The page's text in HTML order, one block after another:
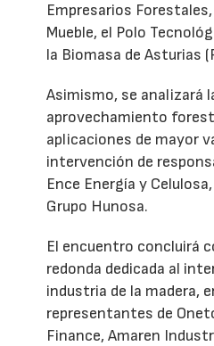
Empresarios Forestales,
Mueble, el Polo
la Biomasa de Asturias
Asimismo, se analizará
aprovechamiento
aplicaciones de mayor
intervención de
Ence Energía y
Grupo Hunosa.
El encuentro concluirá
redonda dedicada al
industria de la madera,
representantes de
Finance, Amaren